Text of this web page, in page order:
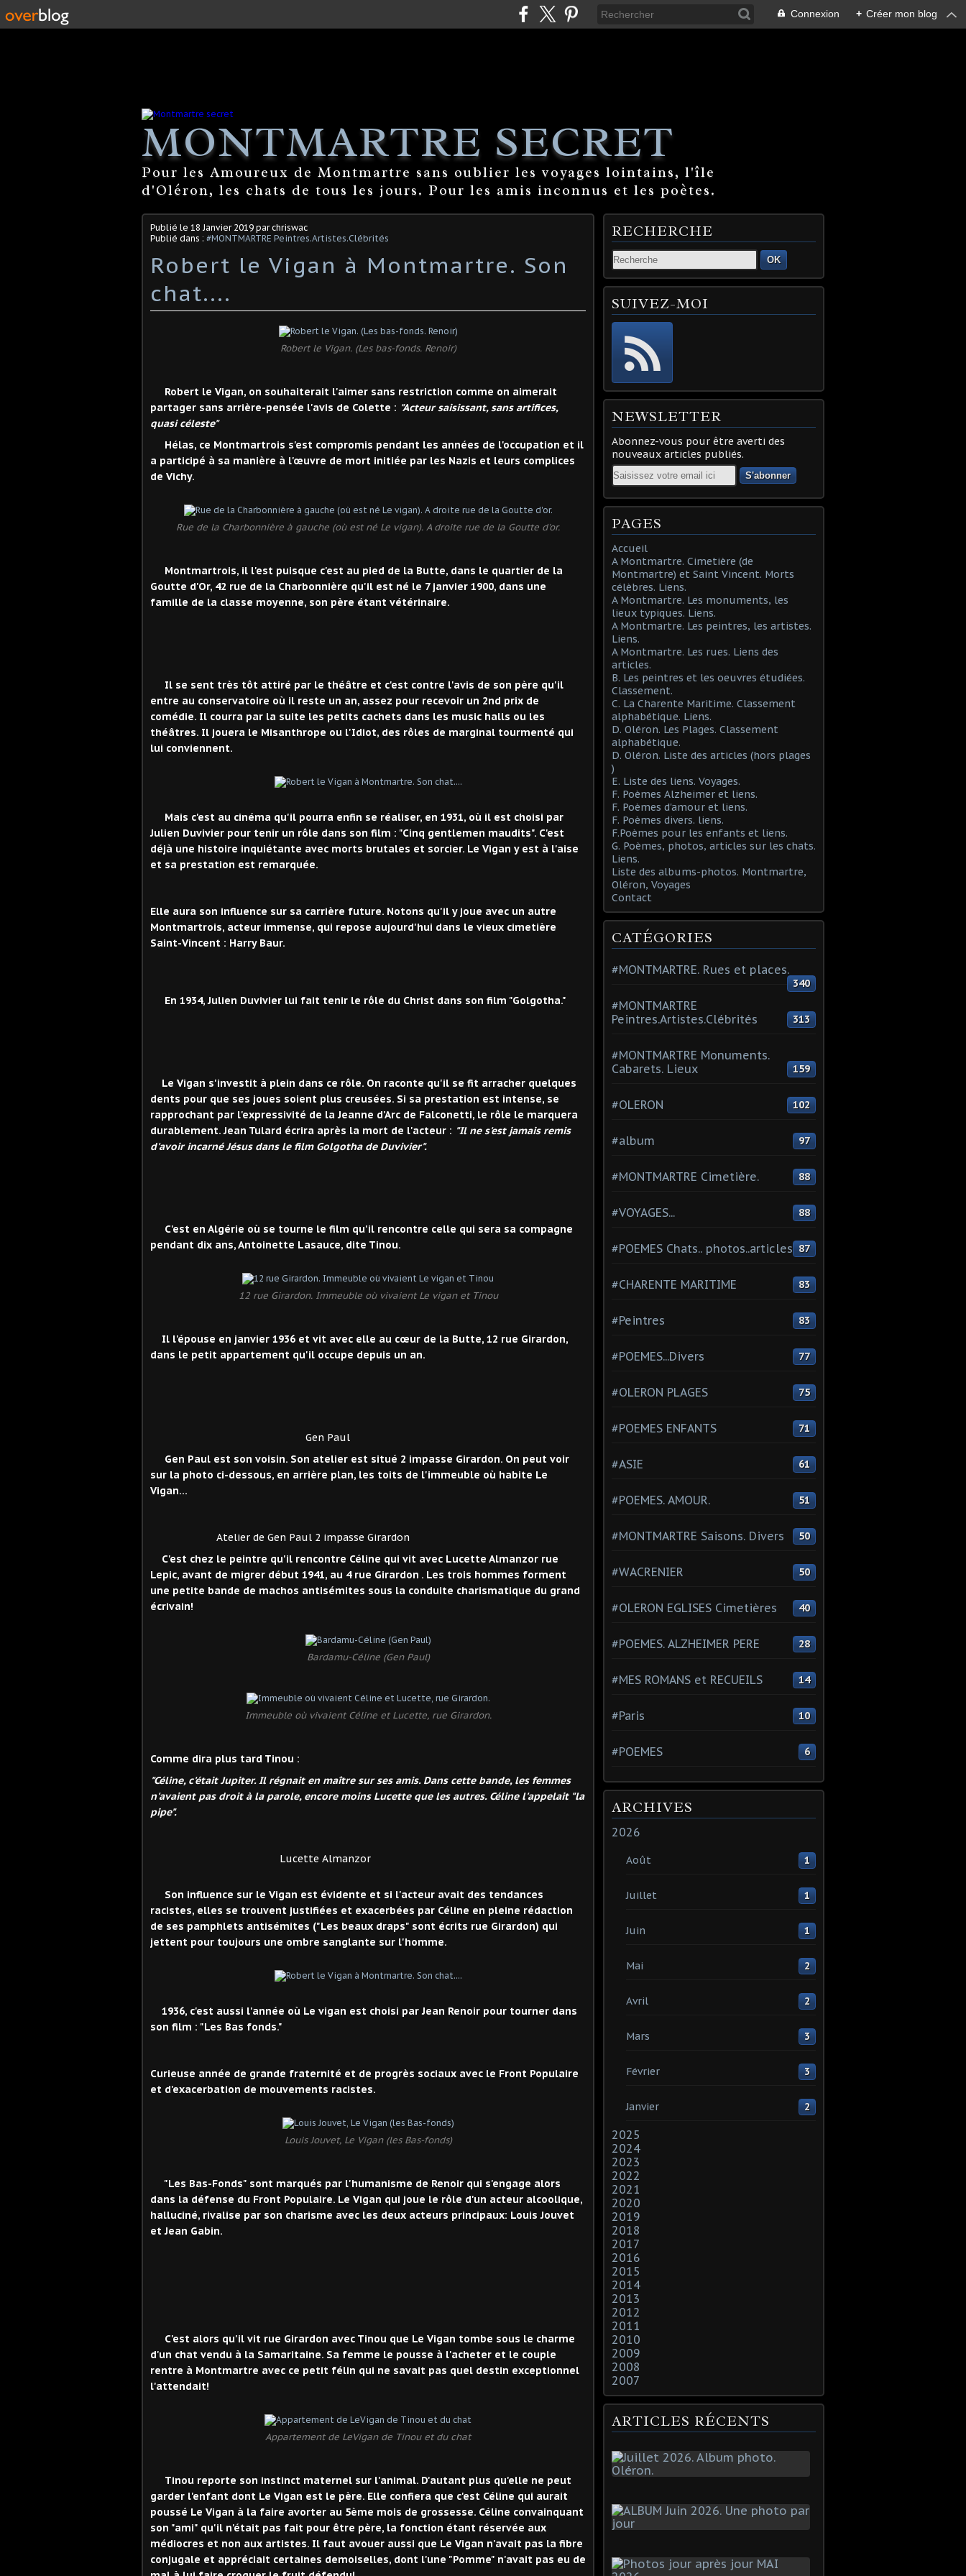
Connexion + Créer mon blog
MONTMARTRE SECRET
Pour les Amoureux de Montmartre sans oublier les voyages lointains, l'île
d'Oléron, les chats de tous les jours. Pour les amis inconnus et les poètes.
Publié le 18 Janvier 2019 par chriswac
Publié dans : #MONTMARTRE Peintres.Artistes.Clébrités
Robert le Vigan à Montmartre. Son
chat....
Robert le Vigan. (Les bas-fonds. Renoir)
Robert le Vigan, on souhaiterait l'aimer sans restriction comme on aimerait
partager sans arrière-pensée l'avis de Colette : "Acteur saisissant, sans artifices,
quasi céleste"
Hélas, ce Montmartrois s'est compromis pendant les années de l'occupation et il
a participé à sa manière à l'œuvre de mort initiée par les Nazis et leurs complices
de Vichy.
Rue de la Charbonnière à gauche (où est né Le vigan). A droite rue de la Goutte d'or.
Montmartrois, il l'est puisque c'est au pied de la Butte, dans le quartier de la
Goutte d'Or, 42 rue de la Charbonnière qu'il est né le 7 janvier 1900, dans une
famille de la classe moyenne, son père étant vétérinaire.
Il se sent très tôt attiré par le théâtre et c'est contre l'avis de son père qu'il
entre au conservatoire où il reste un an, assez pour recevoir un 2nd prix de
comédie. Il courra par la suite les petits cachets dans les music halls ou les
théâtres. Il jouera le Misanthrope ou l'Idiot, des rôles de marginal tourmenté qui
lui conviennent.
Mais c'est au cinéma qu'il pourra enfin se réaliser, en 1931, où il est choisi par
Julien Duvivier pour tenir un rôle dans son film : "Cinq gentlemen maudits". C'est
déjà une histoire inquiétante avec morts brutales et sorcier. Le Vigan y est à l'aise
et sa prestation est remarquée.
Elle aura son influence sur sa carrière future. Notons qu'il y joue avec un autre
Montmartrois, acteur immense, qui repose aujourd'hui dans le vieux cimetière
Saint-Vincent : Harry Baur.
En 1934, Julien Duvivier lui fait tenir le rôle du Christ dans son film "Golgotha."
Le Vigan s'investit à plein dans ce rôle. On raconte qu'il se fit arracher quelques
dents pour que ses joues soient plus creusées. Si sa prestation est intense, se
rapprochant par l'expressivité de la Jeanne d'Arc de Falconetti, le rôle le marquera
durablement. Jean Tulard écrira après la mort de l'acteur : "Il ne s'est jamais remis
d'avoir incarné Jésus dans le film Golgotha de Duvivier".
C'est en Algérie où se tourne le film qu'il rencontre celle qui sera sa compagne
pendant dix ans, Antoinette Lasauce, dite Tinou.
12 rue Girardon. Immeuble où vivaient Le vigan et Tinou
Il l'épouse en janvier 1936 et vit avec elle au cœur de la Butte, 12 rue Girardon,
dans le petit appartement qu'il occupe depuis un an.
Gen Paul
Gen Paul est son voisin. Son atelier est situé 2 impasse Girardon. On peut voir
sur la photo ci-dessous, en arrière plan, les toits de l'immeuble où habite Le
Vigan...
Atelier de Gen Paul 2 impasse Girardon
C'est chez le peintre qu'il rencontre Céline qui vit avec Lucette Almanzor rue
Lepic, avant de migrer début 1941, au 4 rue Girardon . Les trois hommes forment
une petite bande de machos antisémites sous la conduite charismatique du grand
écrivain!
Bardamu-Céline (Gen Paul)
Immeuble où vivaient Céline et Lucette, rue Girardon.
Comme dira plus tard Tinou :
"Céline, c'était Jupiter. Il régnait en maître sur ses amis. Dans cette bande, les femmes
n'avaient pas droit à la parole, encore moins Lucette que les autres. Céline l'appelait "la
pipe".
Lucette Almanzor
Son influence sur le Vigan est évidente et si l'acteur avait des tendances
racistes, elles se trouvent justifiées et exacerbées par Céline en pleine rédaction
de ses pamphlets antisémites ("Les beaux draps" sont écrits rue Girardon) qui
jettent pour toujours une ombre sanglante sur l'homme.
1936, c'est aussi l'année où Le vigan est choisi par Jean Renoir pour tourner dans
son film : "Les Bas fonds."
Curieuse année de grande fraternité et de progrès sociaux avec le Front Populaire
et d'exacerbation de mouvements racistes.
Louis Jouvet, Le Vigan (les Bas-fonds)
"Les Bas-Fonds" sont marqués par l'humanisme de Renoir qui s'engage alors
dans la défense du Front Populaire. Le Vigan qui joue le rôle d'un acteur alcoolique,
halluciné, rivalise par son charisme avec les deux acteurs principaux: Louis Jouvet
et Jean Gabin.
C'est alors qu'il vit rue Girardon avec Tinou que Le Vigan tombe sous le charme
d'un chat vendu à la Samaritaine. Sa femme le pousse à l'acheter et le couple
rentre à Montmartre avec ce petit félin qui ne savait pas quel destin exceptionnel
l'attendait!
Appartement de LeVigan de Tinou et du chat
Tinou reporte son instinct maternel sur l'animal. D'autant plus qu'elle ne peut
garder l'enfant dont Le Vigan est le père. Elle confiera que c'est Céline qui aurait
poussé Le Vigan à la faire avorter au 5ème mois de grossesse. Céline convainquant
son "ami" qu'il n'était pas fait pour être père, la fonction étant réservée aux
médiocres et non aux artistes. Il faut avouer aussi que Le Vigan n'avait pas la fibre
conjugale et appréciait certaines demoiselles, dont l'une "Pomme" n'avait pas eu de
RECHERCHE
OK
SUIVEZ-MOI
NEWSLETTER
Abonnez-vous pour être averti des
nouveaux articles publiés.
Email
PAGES
Accueil
A Montmartre. Cimetière (de
Montmartre) et Saint Vincent. Morts
célèbres. Liens.
A Montmartre. Les monuments, les
lieux typiques. Liens.
A Montmartre. Les peintres, les artistes.
Liens.
A Montmartre. Les rues. Liens des
articles.
B. Les peintres et les oeuvres étudiées.
Classement.
C. La Charente Maritime. Classement
alphabétique. Liens.
D. Oléron. Les Plages. Classement
alphabétique.
D. Oléron. Liste des articles (hors plages
)
E. Liste des liens. Voyages.
F. Poèmes Alzheimer et liens.
F. Poèmes d'amour et liens.
F. Poèmes divers. liens.
F.Poèmes pour les enfants et liens.
G. Poèmes, photos, articles sur les chats.
Liens.
Liste des albums-photos. Montmartre,
Oléron, Voyages
Contact
CATÉGORIES
#MONTMARTRE. Rues et places.
340
#MONTMARTRE
Peintres.Artistes.Clébrités
313
#MONTMARTRE Monuments.
Cabarets. Lieux
159
#OLERON 102
#album 97
#MONTMARTRE Cimetière. 88
#VOYAGES... 88
#POEMES Chats.. photos..articles 87
#CHARENTE MARITIME 83
#Peintres 83
#POEMES...Divers 77
#OLERON PLAGES 75
#POEMES ENFANTS 71
#ASIE 61
#POEMES. AMOUR. 51
#MONTMARTRE Saisons. Divers 50
#WACRENIER 50
#OLERON EGLISES Cimetières 40
#POEMES. ALZHEIMER PERE 28
#MES ROMANS et RECUEILS 14
#Paris 10
#POEMES 6
ARCHIVES
2026
Août 1
Juillet 1
Juin 1
Mai 2
Avril 2
Mars 3
Février 3
Janvier 2
2025
2024
2023
2022
2021
2020
2019
2018
2017
2016
2015
2014
2013
2012
2011
2010
2009
2008
2007
ARTICLES RÉCENTS